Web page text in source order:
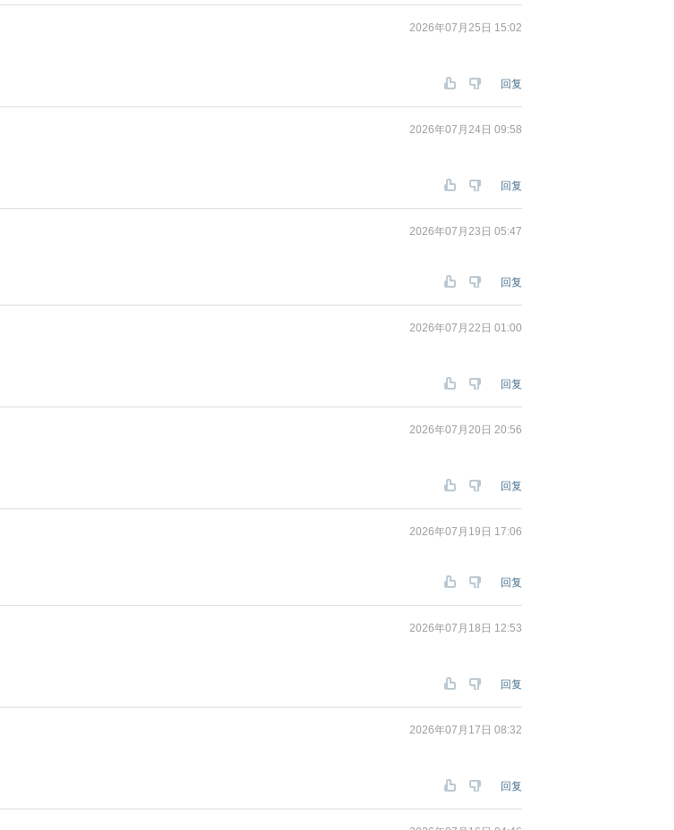
2026年07月25日 15:02
回复
2026年07月24日 09:58
回复
2026年07月23日 05:47
回复
2026年07月22日 01:00
回复
2026年07月20日 20:56
回复
2026年07月19日 17:06
回复
2026年07月18日 12:53
回复
2026年07月17日 08:32
回复